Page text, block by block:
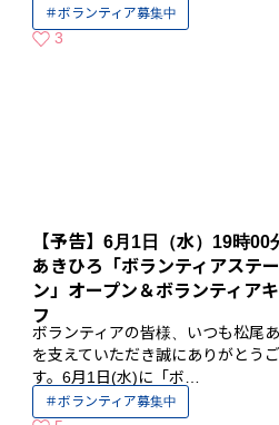
ボランティア募集中
3
【予告】6月1日（水）19時00
あきひろ「ボランティアステ
ン」オープン＆ボランティア
フ
ボランティアの皆様、いつも松尾
を支えていただき誠にありがとう
す。6月1日(水)に「ボ…
ボランティア募集中